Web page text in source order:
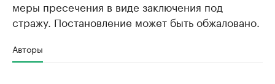
меры пресечения в виде заключения под
стражу. Постановление может быть обжаловано.
Авторы